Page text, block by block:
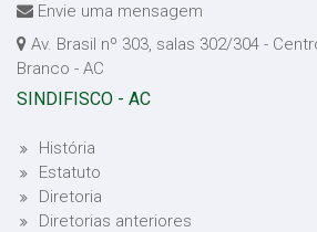
Envie uma mensagem
Av. Brasil nº 303, salas 302/304 -
Branco - AC
SINDIFISCO - AC
História
Estatuto
Diretoria
Diretorias anteriores